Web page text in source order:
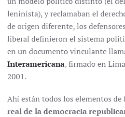
leninista), y reclamaban el
de origen diferente, los
liberal definieron el sistema
en un documento vinculante
Interamericana, firmado en
2001.
Ahí están todos los elementos de
real de la democracia